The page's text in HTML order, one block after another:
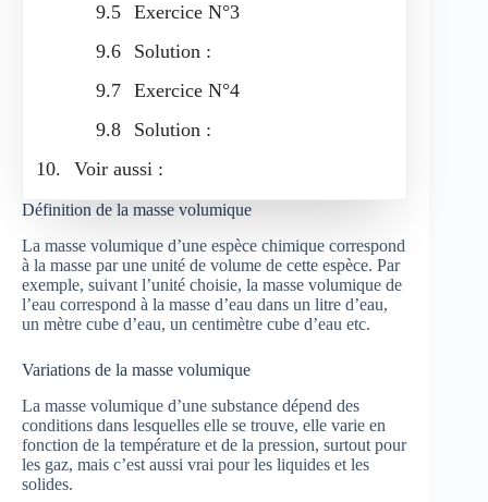
Exercice N°3
Solution :
Exercice N°4
Solution :
Voir aussi :
Définition de la masse volumique
La masse volumique d’une espèce chimique correspond
à la masse par une unité de volume de cette espèce. Par
exemple, suivant l’unité choisie, la masse volumique de
l’eau correspond à la masse d’eau dans un litre d’eau,
un mètre cube d’eau, un centimètre cube d’eau etc.
Variations de la masse volumique
La masse volumique d’une substance dépend des
conditions dans lesquelles elle se trouve, elle varie en
fonction de la température et de la pression, surtout pour
les gaz, mais c’est aussi vrai pour les liquides et les
solides.